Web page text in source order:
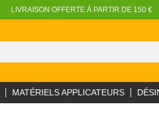
LIVRAISON OFFERTE À PARTIR DE 150 €
MATÉRIELS APPLICATEURS